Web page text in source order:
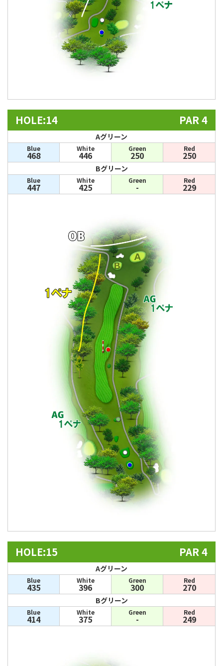
HOLE:14 PAR 4
Aグリーン
Blue
468
White
446
Green
250
Red
250
Bグリーン
Blue
447
White
425
Green
-
Red
229
HOLE:15 PAR 4
Aグリーン
Blue
435
White
396
Green
300
Red
270
Bグリーン
Blue
414
White
375
Green
-
Red
249